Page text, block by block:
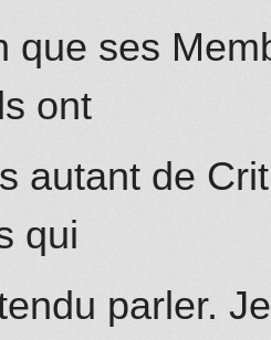
que ses
ont
autant de
qui
parler.